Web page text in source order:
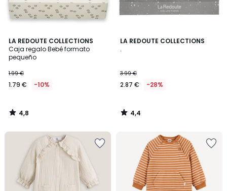
LA REDOUTE COLLECTIONS
Caja regalo Bebé formato
pequeño
1.99 €
1.79 € -10%
4,8
/ 5
4,8
/
LA REDOUTE COLLECTIONS
.
3.99 €
2.87 € -28%
4,4
4,4
/